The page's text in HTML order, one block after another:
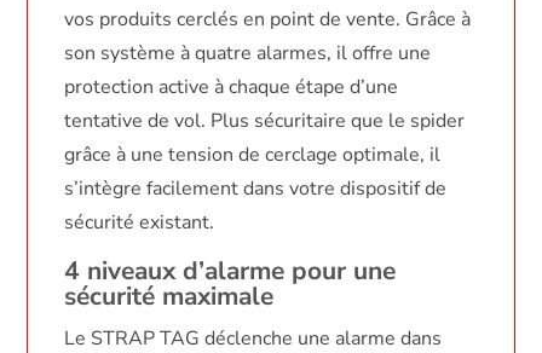
vos produits cerclés en point de vente. Grâce à
son système à quatre alarmes, il offre une
protection active à chaque étape d’une
tentative de vol. Plus sécuritaire que le spider
grâce à une tension de cerclage optimale, il
s’intègre facilement dans votre dispositif de
sécurité existant.
4 niveaux d’alarme pour une
sécurité maximale
Le STRAP TAG déclenche une alarme dans